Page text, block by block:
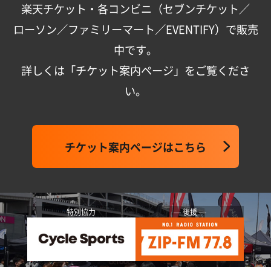
楽天チケット・各コンビニ（セブンチケット／
ローソン／ファミリーマート／EVENTIFY）で販売
中です。
詳しくは「チケット案内ページ」をご覧くださ
い。
チケット案内ページはこちら
特別協力 ― 後援 ―